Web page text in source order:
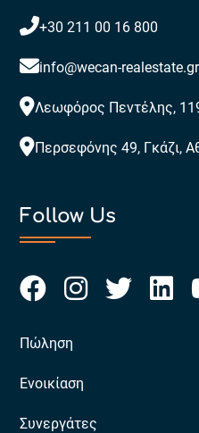
+30 211 00 16 800
info@wecan-realestate.gr
Λεωφόρος Πεντέλης,
Περσεφόνης 49, Γκάζι,
Follow Us
Πώληση
Ενοικίαση
Συνεργάτες